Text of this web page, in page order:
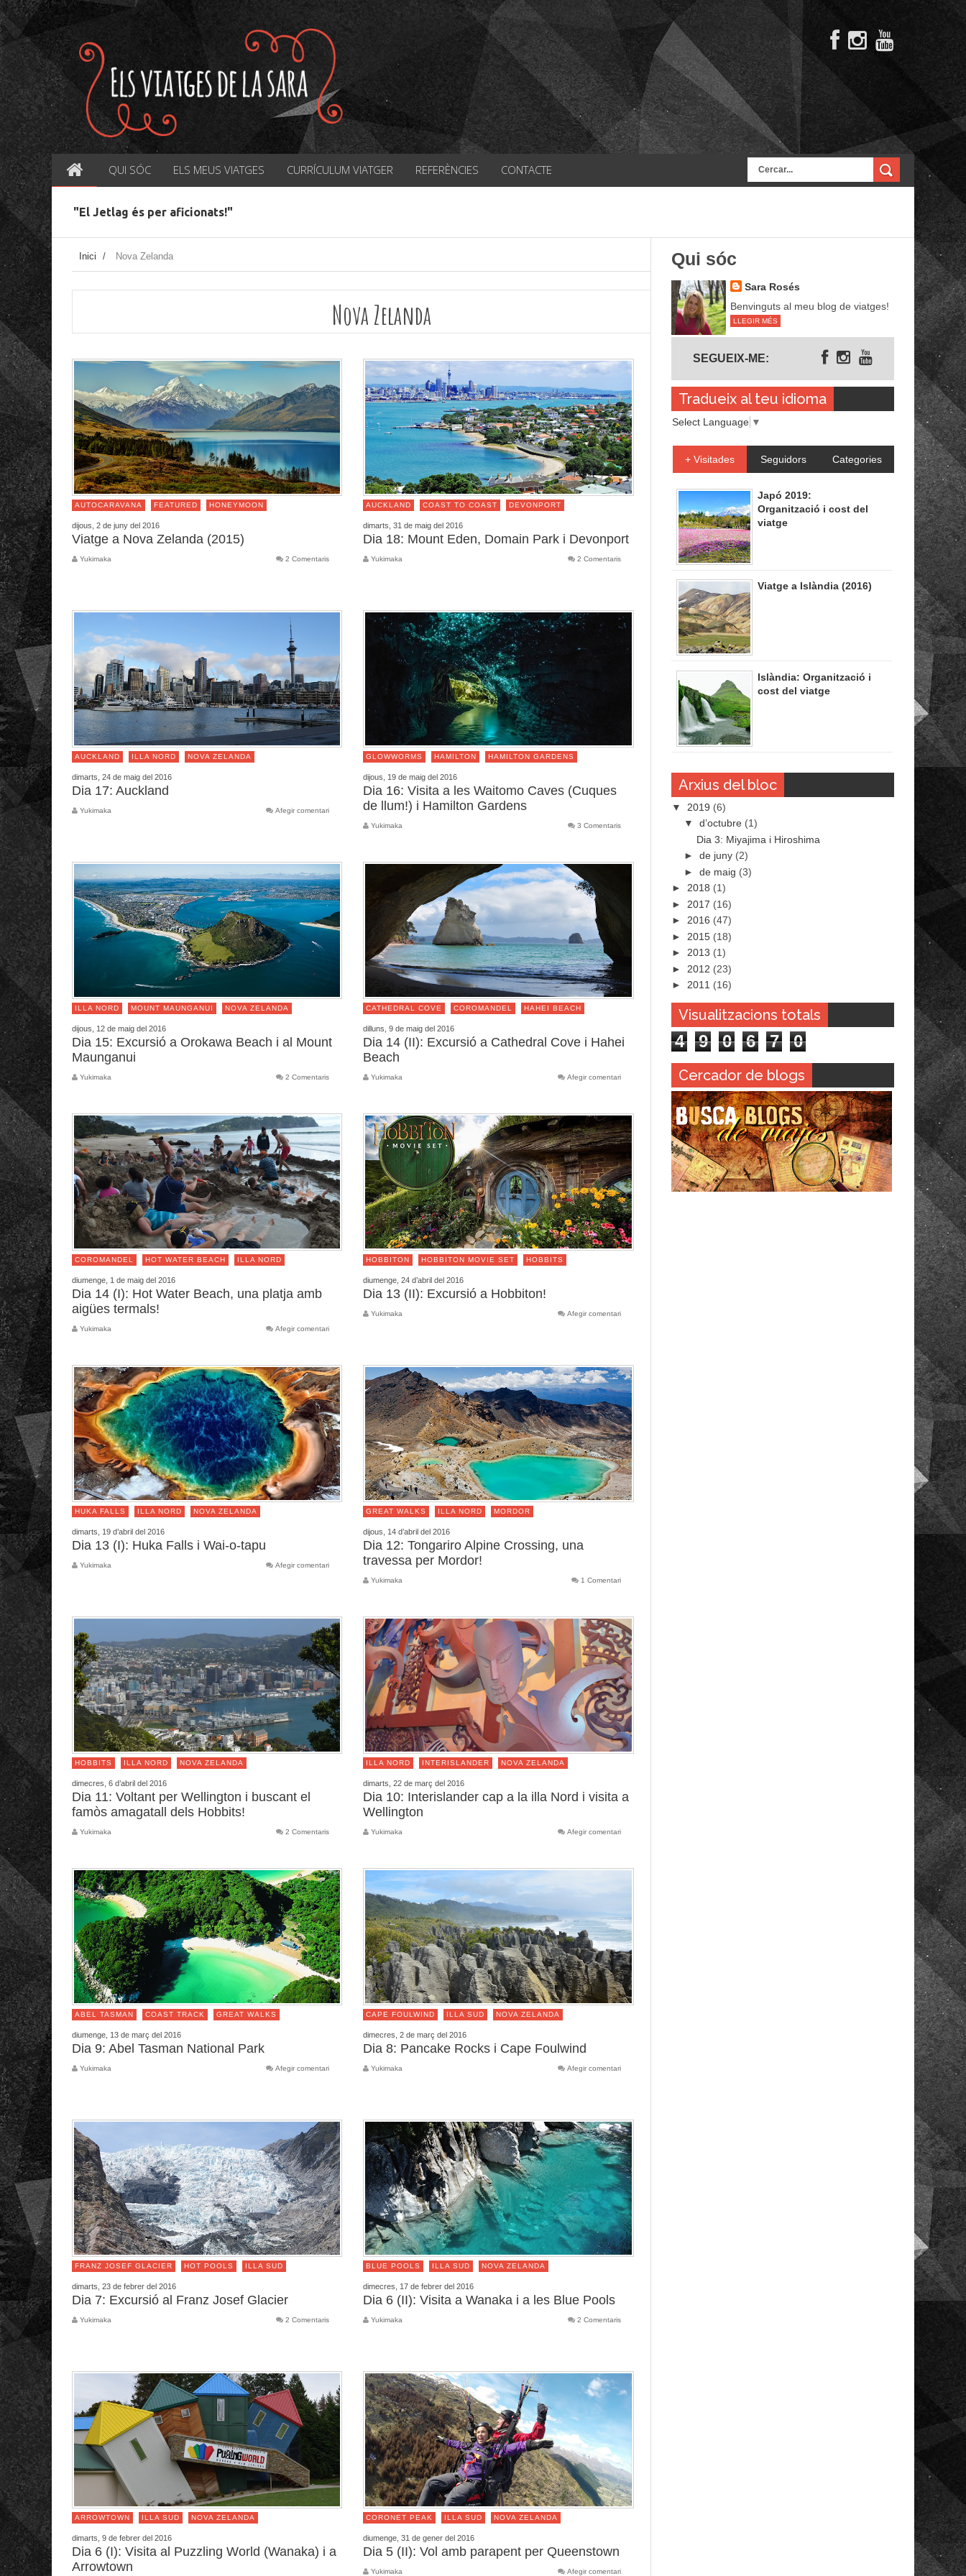
QUI SÓC ELS MEUS VIATGES CURRÍCULUM VIATGER REFERÈNCIES CONTACTE
"El Jetlag és per aficionats!"
Inici / Nova Zelanda
Nova Zelanda
AUTOCARAVANA FEATURED HONEYMOON
dijous, 2 de juny del 2016
Viatge a Nova Zelanda (2015)
Yukimaka 2 Comentaris
AUCKLAND COAST TO COAST DEVONPORT
dimarts, 31 de maig del 2016
Dia 18: Mount Eden, Domain Park i Devonport
Yukimaka 2 Comentaris
AUCKLAND ILLA NORD NOVA ZELANDA
dimarts, 24 de maig del 2016
Dia 17: Auckland
Yukimaka Afegir comentari
GLOWWORMS HAMILTON HAMILTON GARDENS
dijous, 19 de maig del 2016
Dia 16: Visita a les Waitomo Caves (Cuques
de llum!) i Hamilton Gardens
Yukimaka 3 Comentaris
ILLA NORD MOUNT MAUNGANUI NOVA ZELANDA
dijous, 12 de maig del 2016
Dia 15: Excursió a Orokawa Beach i al Mount
Maunganui
Yukimaka 2 Comentaris
CATHEDRAL COVE COROMANDEL HAHEI BEACH
dilluns, 9 de maig del 2016
Dia 14 (II): Excursió a Cathedral Cove i Hahei
Beach
Yukimaka Afegir comentari
COROMANDEL HOT WATER BEACH ILLA NORD
diumenge, 1 de maig del 2016
Dia 14 (I): Hot Water Beach, una platja amb
aigües termals!
Yukimaka Afegir comentari
HOBBITON HOBBITON MOVIE SET HOBBITS
diumenge, 24 d’abril del 2016
Dia 13 (II): Excursió a Hobbiton!
Yukimaka Afegir comentari
HUKA FALLS ILLA NORD NOVA ZELANDA
dimarts, 19 d’abril del 2016
Dia 13 (I): Huka Falls i Wai-o-tapu
Yukimaka Afegir comentari
GREAT WALKS ILLA NORD MORDOR
dijous, 14 d’abril del 2016
Dia 12: Tongariro Alpine Crossing, una
travessa per Mordor!
Yukimaka 1 Comentari
HOBBITS ILLA NORD NOVA ZELANDA
dimecres, 6 d’abril del 2016
Dia 11: Voltant per Wellington i buscant el
famòs amagatall dels Hobbits!
Yukimaka 2 Comentaris
ILLA NORD INTERISLANDER NOVA ZELANDA
dimarts, 22 de març del 2016
Dia 10: Interislander cap a la illa Nord i visita a
Wellington
Yukimaka Afegir comentari
ABEL TASMAN COAST TRACK GREAT WALKS
diumenge, 13 de març del 2016
Dia 9: Abel Tasman National Park
Yukimaka Afegir comentari
CAPE FOULWIND ILLA SUD NOVA ZELANDA
dimecres, 2 de març del 2016
Dia 8: Pancake Rocks i Cape Foulwind
Yukimaka Afegir comentari
FRANZ JOSEF GLACIER HOT POOLS ILLA SUD
dimarts, 23 de febrer del 2016
Dia 7: Excursió al Franz Josef Glacier
Yukimaka 2 Comentaris
BLUE POOLS ILLA SUD NOVA ZELANDA
dimecres, 17 de febrer del 2016
Dia 6 (II): Visita a Wanaka i a les Blue Pools
Yukimaka 2 Comentaris
ARROWTOWN ILLA SUD NOVA ZELANDA
dimarts, 9 de febrer del 2016
Dia 6 (I): Visita al Puzzling World (Wanaka) i a
Arrowtown
CORONET PEAK ILLA SUD NOVA ZELANDA
diumenge, 31 de gener del 2016
Dia 5 (II): Vol amb parapent per Queenstown
Yukimaka Afegir comentari
Qui sóc
Sara Rosés
Benvinguts al meu blog de viatges!
LLEGIR MÉS
SEGUEIX-ME:
Tradueix al teu idioma
Select Language ▼
+ Visitades Seguidors Categories
Japó 2019:
Organització i cost del
viatge
Viatge a Islàndia (2016)
Islàndia: Organització i
cost del viatge
Arxius del bloc
▼ 2019 (6)
▼ d’octubre (1)
Dia 3: Miyajima i Hiroshima
► de juny (2)
► de maig (3)
► 2018 (1)
► 2017 (16)
► 2016 (47)
► 2015 (18)
► 2013 (1)
► 2012 (23)
► 2011 (16)
Visualitzacions totals
4 9 0 6 7 0
Cercador de blogs